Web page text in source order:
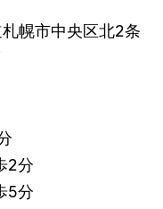
幌市中央区北2条
2分
5分